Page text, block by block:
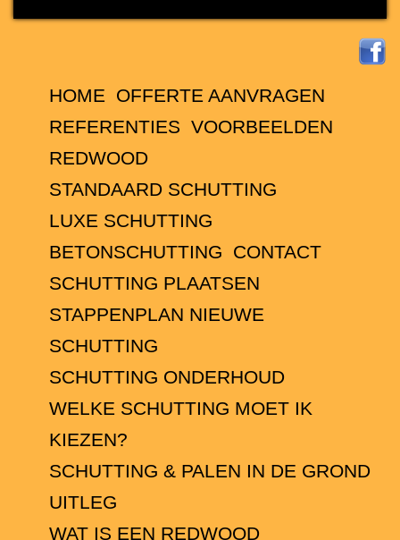
HOME
OFFERTE AANVRAGEN
REFERENTIES VOORBEELDEN
REDWOOD
STANDAARD SCHUTTING
LUXE SCHUTTING
BETONSCHUTTING
CONTACT
SCHUTTING PLAATSEN
STAPPENPLAN NIEUWE
SCHUTTING
SCHUTTING ONDERHOUD
WELKE SCHUTTING MOET IK
KIEZEN?
SCHUTTING & PALEN IN DE GROND
UITLEG
WAT IS EEN REDWOOD